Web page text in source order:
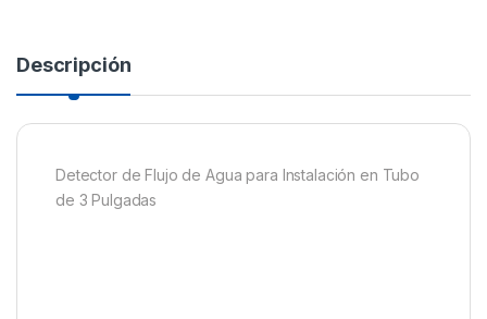
Descripción
Detector de Flujo de Agua para Instalación en Tubo
de 3 Pulgadas